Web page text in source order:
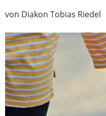
von Diakon Tobias Riedel